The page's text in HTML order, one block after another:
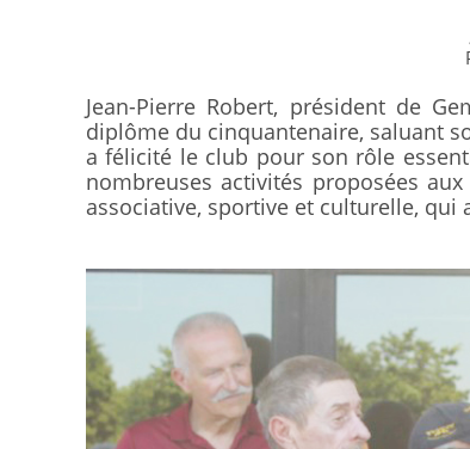
Jean-Pierre Robert, président de
diplôme du cinquantenaire, saluant
a félicité le club pour son rôle
nombreuses activités proposées
associative, sportive et culturelle, qui